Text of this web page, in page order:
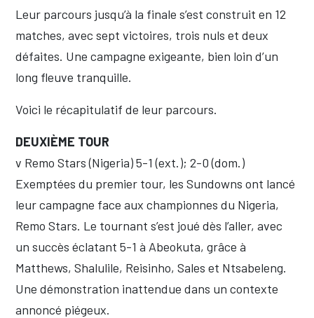
Leur parcours jusqu’à la finale s’est construit en 12
matches, avec sept victoires, trois nuls et deux
défaites. Une campagne exigeante, bien loin d’un
long fleuve tranquille.
Voici le récapitulatif de leur parcours.
DEUXIÈME TOUR
v Remo Stars (Nigeria) 5-1 (ext.); 2-0 (dom.)
Exemptées du premier tour, les Sundowns ont lancé
leur campagne face aux championnes du Nigeria,
Remo Stars. Le tournant s’est joué dès l’aller, avec
un succès éclatant 5-1 à Abeokuta, grâce à
Matthews, Shalulile, Reisinho, Sales et Ntsabeleng.
Une démonstration inattendue dans un contexte
annoncé piégeux.